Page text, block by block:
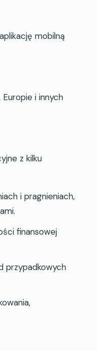
mobilną
i innych
z kilku
i pragnieniach,
finansowej
przypadkowych